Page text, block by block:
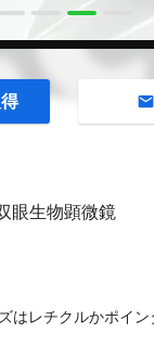
眼生物顕微鏡
はレチクルかポイ